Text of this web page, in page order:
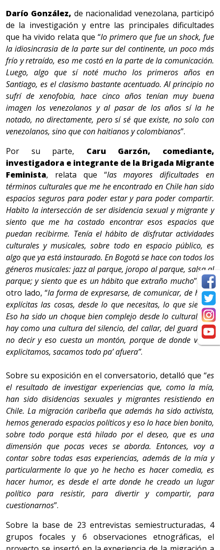
Darío González, de nacionalidad venezolana, participó
de la investigación y entre las principales dificultades
que ha vivido relata que “lo primero que fue un shock, fue
la idiosincrasia de la parte sur del continente, un poco más
frío y retraído, eso me costó en la parte de la comunicación.
Luego, algo que sí noté mucho los primeros años en
Santiago, es el clasismo bastante acentuado. Al principio no
sufrí de xenofobia, hace cinco años tenían muy buena
imagen los venezolanos y al pasar de los años sí la he
notado, no directamente, pero sí sé que existe, no solo con
venezolanos, sino que con haitianos y colombianos”.
Por su parte, Caru Garzón, comediante,
investigadora e integrante de la Brigada Migrante
Feminista, relata que “las mayores dificultades en
términos culturales que me he encontrado en Chile han sido
espacios seguros para poder estar y para poder compartir.
Habito la intersección de ser disidencia sexual y migrante y
siento que me ha costado encontrar esos espacios que
puedan recibirme. Tenía el hábito de disfrutar actividades
culturales y musicales, sobre todo en espacio público, es
algo que ya está instaurado. En Bogotá se hace con todos los
géneros musicales: jazz al parque, joropo al parque, salsa al
parque; y siento que es un hábito que extraño mucho”. Por
otro lado, “la forma de expresarse, de comunicar, de hacer
explícitas las cosas, desde lo que necesitas, lo que sientes.
Eso ha sido un choque bien complejo desde lo cultural, acá
hay como una cultura del silencio, del callar, del guardarse,
no decir y eso cuesta un montón, porque de donde vengo
explicitamos, sacamos todo pa’ afuera”.
Sobre su exposición en el conversatorio, detalló que “es
el resultado de investigar experiencias que, como la mía,
han sido disidencias sexuales y migrantes resistiendo en
Chile. La migración caribeña que además ha sido activista,
hemos generado espacios políticos y eso lo hace bien bonito,
sobre todo porque está hilado por el deseo, que es una
dimensión que pocas veces se aborda. Entonces, voy a
contar sobre todas esas experiencias, además de la mía y
particularmente lo que yo he hecho es hacer comedia, es
hacer humor, es desde el arte donde he creado un lugar
político para resistir, para divertir y compartir, para
cuestionarnos”.
Sobre la base de 23 entrevistas semiestructuradas, 4
grupos focales y 6 observaciones etnográficas, el